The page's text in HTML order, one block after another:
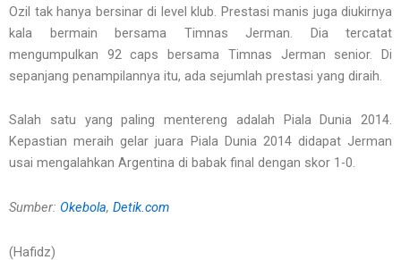
Ozil tak hanya bersinar di level klub. Prestasi manis juga diukirnya
kala bermain bersama Timnas Jerman. Dia tercatat
mengumpulkan 92 caps bersama Timnas Jerman senior. Di
sepanjang penampilannya itu, ada sejumlah prestasi yang diraih.
Salah satu yang paling mentereng adalah Piala Dunia 2014.
Kepastian meraih gelar juara Piala Dunia 2014 didapat Jerman
usai mengalahkan Argentina di babak final dengan skor 1-0.
Sumber: Okebola, Detik.com
(Hafidz)